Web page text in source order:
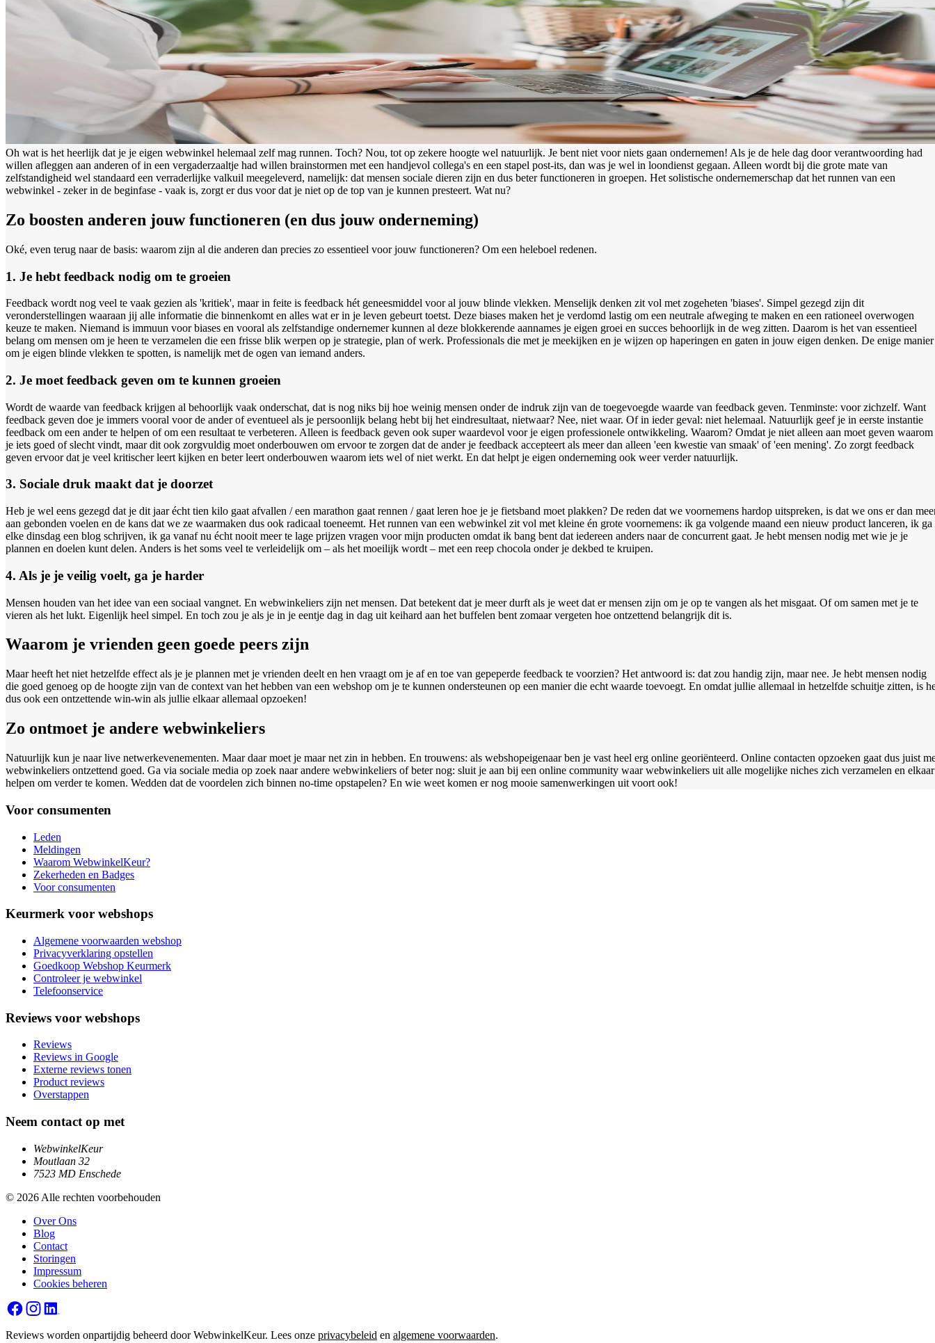
Oh wat is het heerlijk dat je je eigen webwinkel helemaal zelf mag runnen. Toch? Nou, tot op zekere hoogte wel natuurlijk. Je bent niet voor niets gaan ondernemen! Als je de hele dag door verantwoording had
willen afleggen aan anderen of in een vergaderzaaltje had willen brainstormen met een handjevol collega's en een stapel post-its, dan was je wel in loondienst gegaan. Alleen wordt bij die grote mate van
zelfstandigheid wel standaard een verraderlijke valkuil meegeleverd, namelijk: dat mensen sociale dieren zijn en dus beter functioneren in groepen. Het solistische ondernemerschap dat het runnen van een
webwinkel - zeker in de beginfase - vaak is, zorgt er dus voor dat je niet op de top van je kunnen presteert. Wat nu?
Zo boosten anderen jouw functioneren (en dus jouw onderneming)
Oké, even terug naar de basis: waarom zijn al die anderen dan precies zo essentieel voor jouw functioneren? Om een heleboel redenen.
1. Je hebt feedback nodig om te groeien
Feedback wordt nog veel te vaak gezien als 'kritiek', maar in feite is feedback hét geneesmiddel voor al jouw blinde vlekken. Menselijk denken zit vol met zogeheten 'biases'. Simpel gezegd zijn dit
veronderstellingen waaraan jij alle informatie die binnenkomt en alles wat er in je leven gebeurt toetst. Deze biases maken het je verdomd lastig om een neutrale afweging te maken en een rationeel overwogen
keuze te maken. Niemand is immuun voor biases en vooral als zelfstandige ondernemer kunnen al deze blokkerende aannames je eigen groei en succes behoorlijk in de weg zitten. Daarom is het van essentieel
belang om mensen om je heen te verzamelen die een frisse blik werpen op je strategie, plan of werk. Professionals die met je meekijken en je wijzen op haperingen en gaten in jouw eigen denken. De enige manier
om je eigen blinde vlekken te spotten, is namelijk met de ogen van iemand anders.
2. Je moet feedback geven om te kunnen groeien
Wordt de waarde van feedback krijgen al behoorlijk vaak onderschat, dat is nog niks bij hoe weinig mensen onder de indruk zijn van de toegevoegde waarde van feedback geven. Tenminste: voor zichzelf. Want
feedback geven doe je immers vooral voor de ander of eventueel als je persoonlijk belang hebt bij het eindresultaat, nietwaar? Nee, niet waar. Of in ieder geval: niet helemaal. Natuurlijk geef je in eerste instantie
feedback om een ander te helpen of om een resultaat te verbeteren. Alleen is feedback geven ook super waardevol voor je eigen professionele ontwikkeling. Waarom? Omdat je niet alleen aan moet geven waarom
je iets goed of slecht vindt, maar dit ook zorgvuldig moet onderbouwen om ervoor te zorgen dat de ander je feedback accepteert als meer dan alleen 'een kwestie van smaak' of 'een mening'. Zo zorgt feedback
geven ervoor dat je veel kritischer leert kijken en beter leert onderbouwen waarom iets wel of niet werkt. En dat helpt je eigen onderneming ook weer verder natuurlijk.
3. Sociale druk maakt dat je doorzet
Heb je wel eens gezegd dat je dit jaar écht tien kilo gaat afvallen / een marathon gaat rennen / gaat leren hoe je je fietsband moet plakken? De reden dat we voornemens hardop uitspreken, is dat we ons er dan
aan gebonden voelen en de kans dat we ze waarmaken dus ook radicaal toeneemt. Het runnen van een webwinkel zit vol met kleine én grote voornemens: ik ga volgende maand een nieuw product lanceren, ik ga
elke dinsdag een blog schrijven, ik ga vanaf nu écht nooit meer te lage prijzen vragen voor mijn producten omdat ik bang bent dat iedereen anders naar de concurrent gaat. Je hebt mensen nodig met wie je je
plannen en doelen kunt delen. Anders is het soms veel te verleidelijk om – als het moeilijk wordt – met een reep chocola onder je dekbed te kruipen.
4. Als je je veilig voelt, ga je harder
Mensen houden van het idee van een sociaal vangnet. En webwinkeliers zijn net mensen. Dat betekent dat je meer durft als je weet dat er mensen zijn om je op te vangen als het misgaat. Of om samen met je te
vieren als het lukt. Eigenlijk heel simpel. En toch zou je als je in je eentje dag in dag uit keihard aan het buffelen bent zomaar vergeten hoe ontzettend belangrijk dit is.
Waarom je vrienden geen goede peers zijn
Maar heeft het niet hetzelfde effect als je je plannen met je vrienden deelt en hen vraagt om je af en toe van gepeperde feedback te voorzien? Het antwoord is: dat zou handig zijn, maar nee. Je hebt mensen nodig
die goed genoeg op de hoogte zijn van de context van het hebben van een webshop om je te kunnen ondersteunen op een manier die echt waarde toevoegt. En omdat jullie allemaal in hetzelfde schuitje zitten, is
dus ook een ontzettende win-win als jullie elkaar allemaal opzoeken!
Zo ontmoet je andere webwinkeliers
Natuurlijk kun je naar live netwerkevenementen. Maar daar moet je maar net zin in hebben. En trouwens: als webshopeigenaar ben je vast heel erg online georiënteerd. Online contacten opzoeken gaat dus juist
webwinkeliers ontzettend goed. Ga via sociale media op zoek naar andere webwinkeliers of beter nog: sluit je aan bij een online community waar webwinkeliers uit alle mogelijke niches zich verzamelen en elkaar
helpen om verder te komen. Wedden dat de voordelen zich binnen no-time opstapelen? En wie weet komen er nog mooie samenwerkingen uit voort ook!
Voor consumenten
Leden
Meldingen
Waarom WebwinkelKeur?
Zekerheden en Badges
Voor consumenten
Keurmerk voor webshops
Algemene voorwaarden webshop
Privacyverklaring opstellen
Goedkoop Webshop Keurmerk
Controleer je webwinkel
Telefoonservice
Reviews voor webshops
Reviews
Reviews in Google
Externe reviews tonen
Product reviews
Overstappen
Neem contact op met
WebwinkelKeur
Moutlaan 32
7523 MD Enschede
© 2026 Alle rechten voorbehouden
Over Ons
Blog
Contact
Storingen
Impressum
Cookies beheren
Reviews worden onpartijdig beheerd door WebwinkelKeur. Lees onze privacybeleid en algemene voorwaarden.